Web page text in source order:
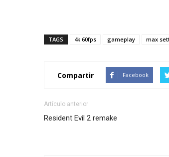
TAGS 4k 60fps gameplay max
Compartir Facebook
Artículo anterior
Resident Evil 2 remake